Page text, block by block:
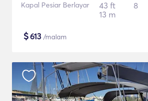
Kapal Pesiar Berlayar
43 ft
13 m
8
$613 /malam